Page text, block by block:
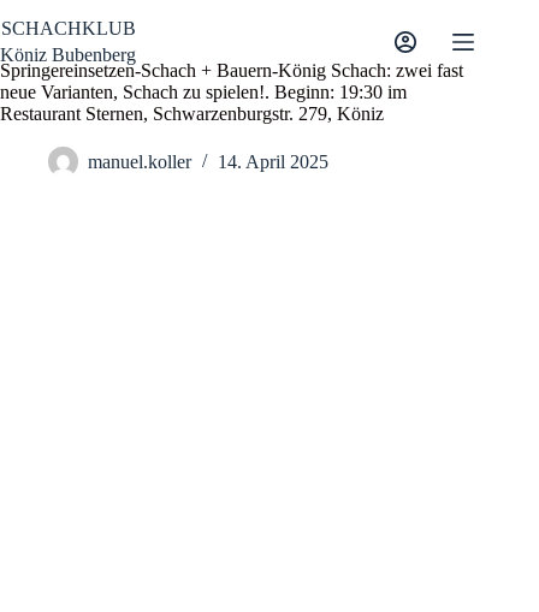
Inhalt
springen
SCHACHKLUB
Köniz Bubenberg
Springereinsetzen-Schach + Bauern-König Schach: zwei fast
neue Varianten, Schach zu spielen!. Beginn: 19:30 im
Restaurant Sternen, Schwarzenburgstr. 279, Köniz
manuel.koller 14. April 2025